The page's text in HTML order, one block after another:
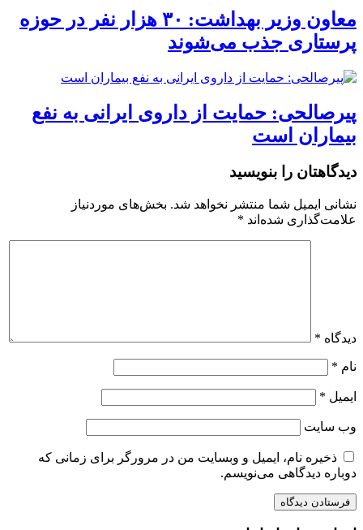
معاون وزیر بهداشت: ۳۰ هزار نفر در حوزه
پرستاری جذب می‌شوند
پیرصالحی: حمایت از داروی ایرانی به نفع
بیماران است
دیدگاهتان را بنویسید
نشانی ایمیل شما منتشر نخواهد شد. بخش‌های موردنیاز
علامت‌گذاری شده‌اند *
دیدگاه *
نام *
ایمیل *
وب‌ سایت
ذخیره نام، ایمیل و وبسایت من در مرورگر برای زمانی که
دوباره دیدگاهی می‌نویسم.